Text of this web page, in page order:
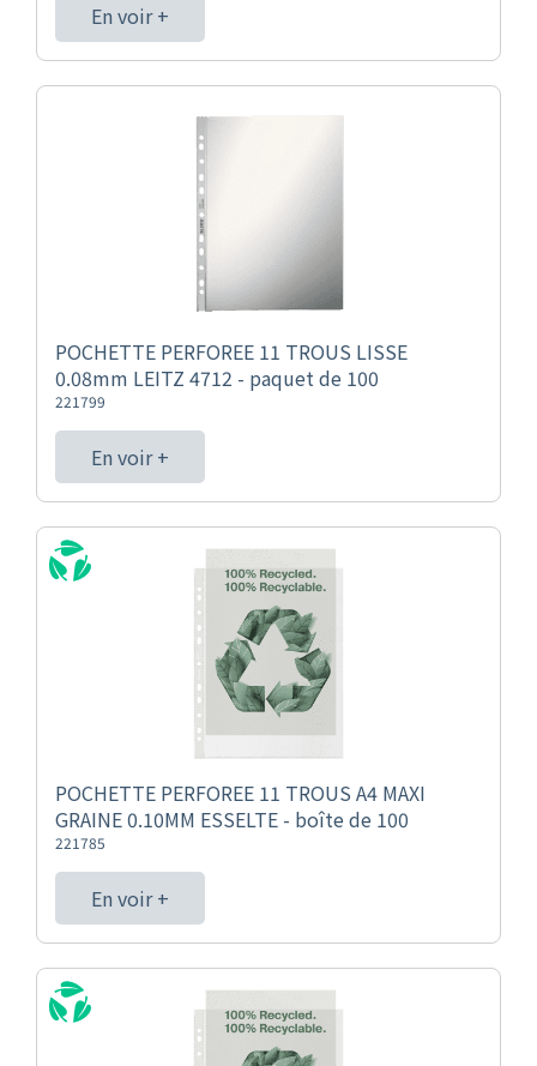
En voir +
POCHETTE PERFOREE 11 TROUS LISSE
0.08mm LEITZ 4712 - paquet de 100
221799
En voir +
POCHETTE PERFOREE 11 TROUS A4 MAXI
GRAINE 0.10MM ESSELTE - boîte de 100
221785
En voir +